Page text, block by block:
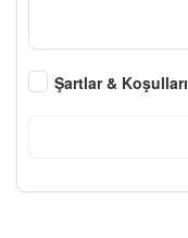
Şartlar & Koşulları